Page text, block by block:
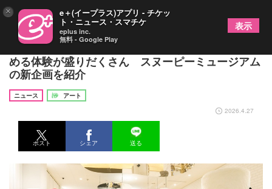
かわいいスヌーピーたちに癒されながら家族で楽し
める体験が盛りだくさん スヌーピーミュージアム
の新企画を紹介
ニュース
アート
2026.4.27
ポスト シェア 送る
× e＋(イープラス)アプリ - チケッ
ト・ニュース・スマチケ
eplus inc.
無料 - Google Play
表示